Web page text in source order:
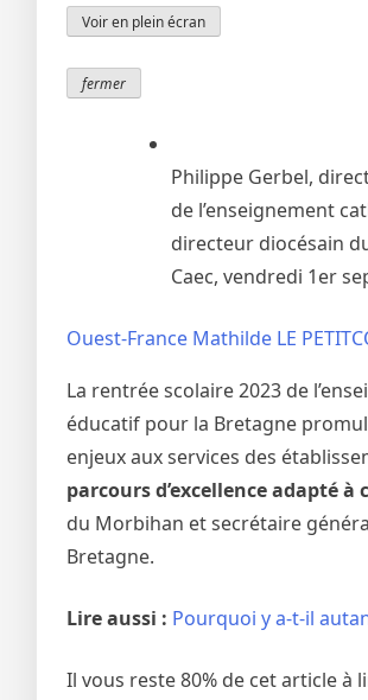
Voir en plein écran
fermer
Philippe Gerbel,
de l’enseignement
directeur diocésain
Caec, vendredi 1er
Ouest-France Mathilde LE
La rentrée scolaire 2023 de
éducatif pour la Bretagne
enjeux aux services des
parcours d’excellence adapté à
du Morbihan et secrétaire
Bretagne.
Lire aussi : Pourquoi y a-t-il
Il vous reste 80% de cet article à